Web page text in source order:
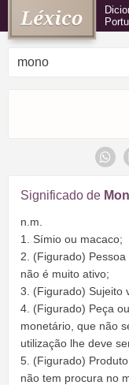
Significado de
n.m.
1. Símio ou macaco;
2. (Figurado)
não é muito ativo;
3. (Figurado) Sujeito
4. (Figurado) Peça
monetário, que não
utilização lhe deve
5. (Figurado)
não tem procura no